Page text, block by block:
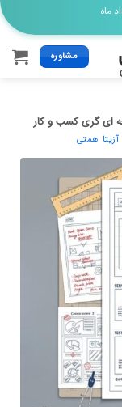
مشاوره
آزیتا همتی